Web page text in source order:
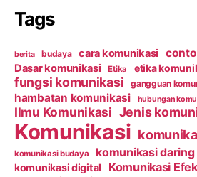
Tags
berita budaya cara komunikasi
Dasar komunikasi Etika etika
fungsi komunikasi gangguan
hambatan komunikasi hubungan
Ilmu Komunikasi Jenis
Komunikasi
komunikasi budaya komunikasi daring
komunikasi digital Komunikasi